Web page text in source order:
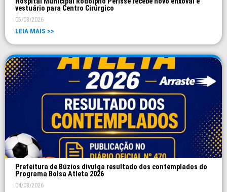
vestuário para Centro Cirúrgico
05/08/2026
LEIA MAIS >>
Prefeitura de Búzios divulga resultado dos contemplados do
Programa Bolsa Atleta 2026
04/08/2026